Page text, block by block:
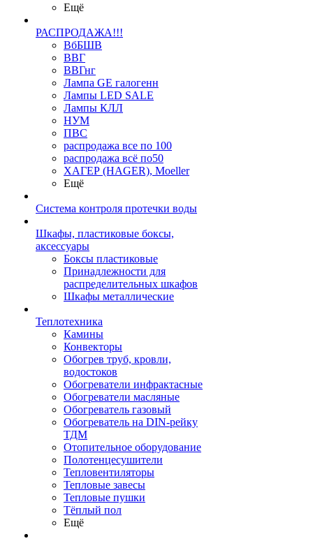
Ещё
РАСПРОДАЖА!!!
ВбБШВ
ВВГ
ВВГнг
Лампа GE галогенн
Лампы LED SALE
Лампы КЛЛ
НУМ
ПВС
распродажа все по 100
распродажа всё по50
ХАГЕР (HAGER), Moeller
Ещё
Система контроля протечки воды
Шкафы, пластиковые боксы,
аксессуары
Боксы пластиковые
Принадлежности для
распределительных шкафов
Шкафы металлические
Теплотехника
Камины
Конвекторы
Обогрев труб, кровли,
водостоков
Обогреватели инфрактасные
Обогреватели масляные
Обогреватель газовый
Обогреватель на DIN-рейку
ТДМ
Отопительное оборудование
Полотенцесушители
Тепловентиляторы
Тепловые завесы
Тепловые пушки
Тёплый пол
Ещё